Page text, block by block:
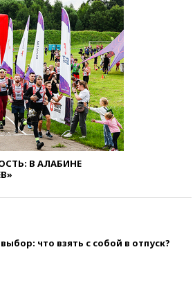
В АЛАБИНЕ
что взять с собой в отпуск?